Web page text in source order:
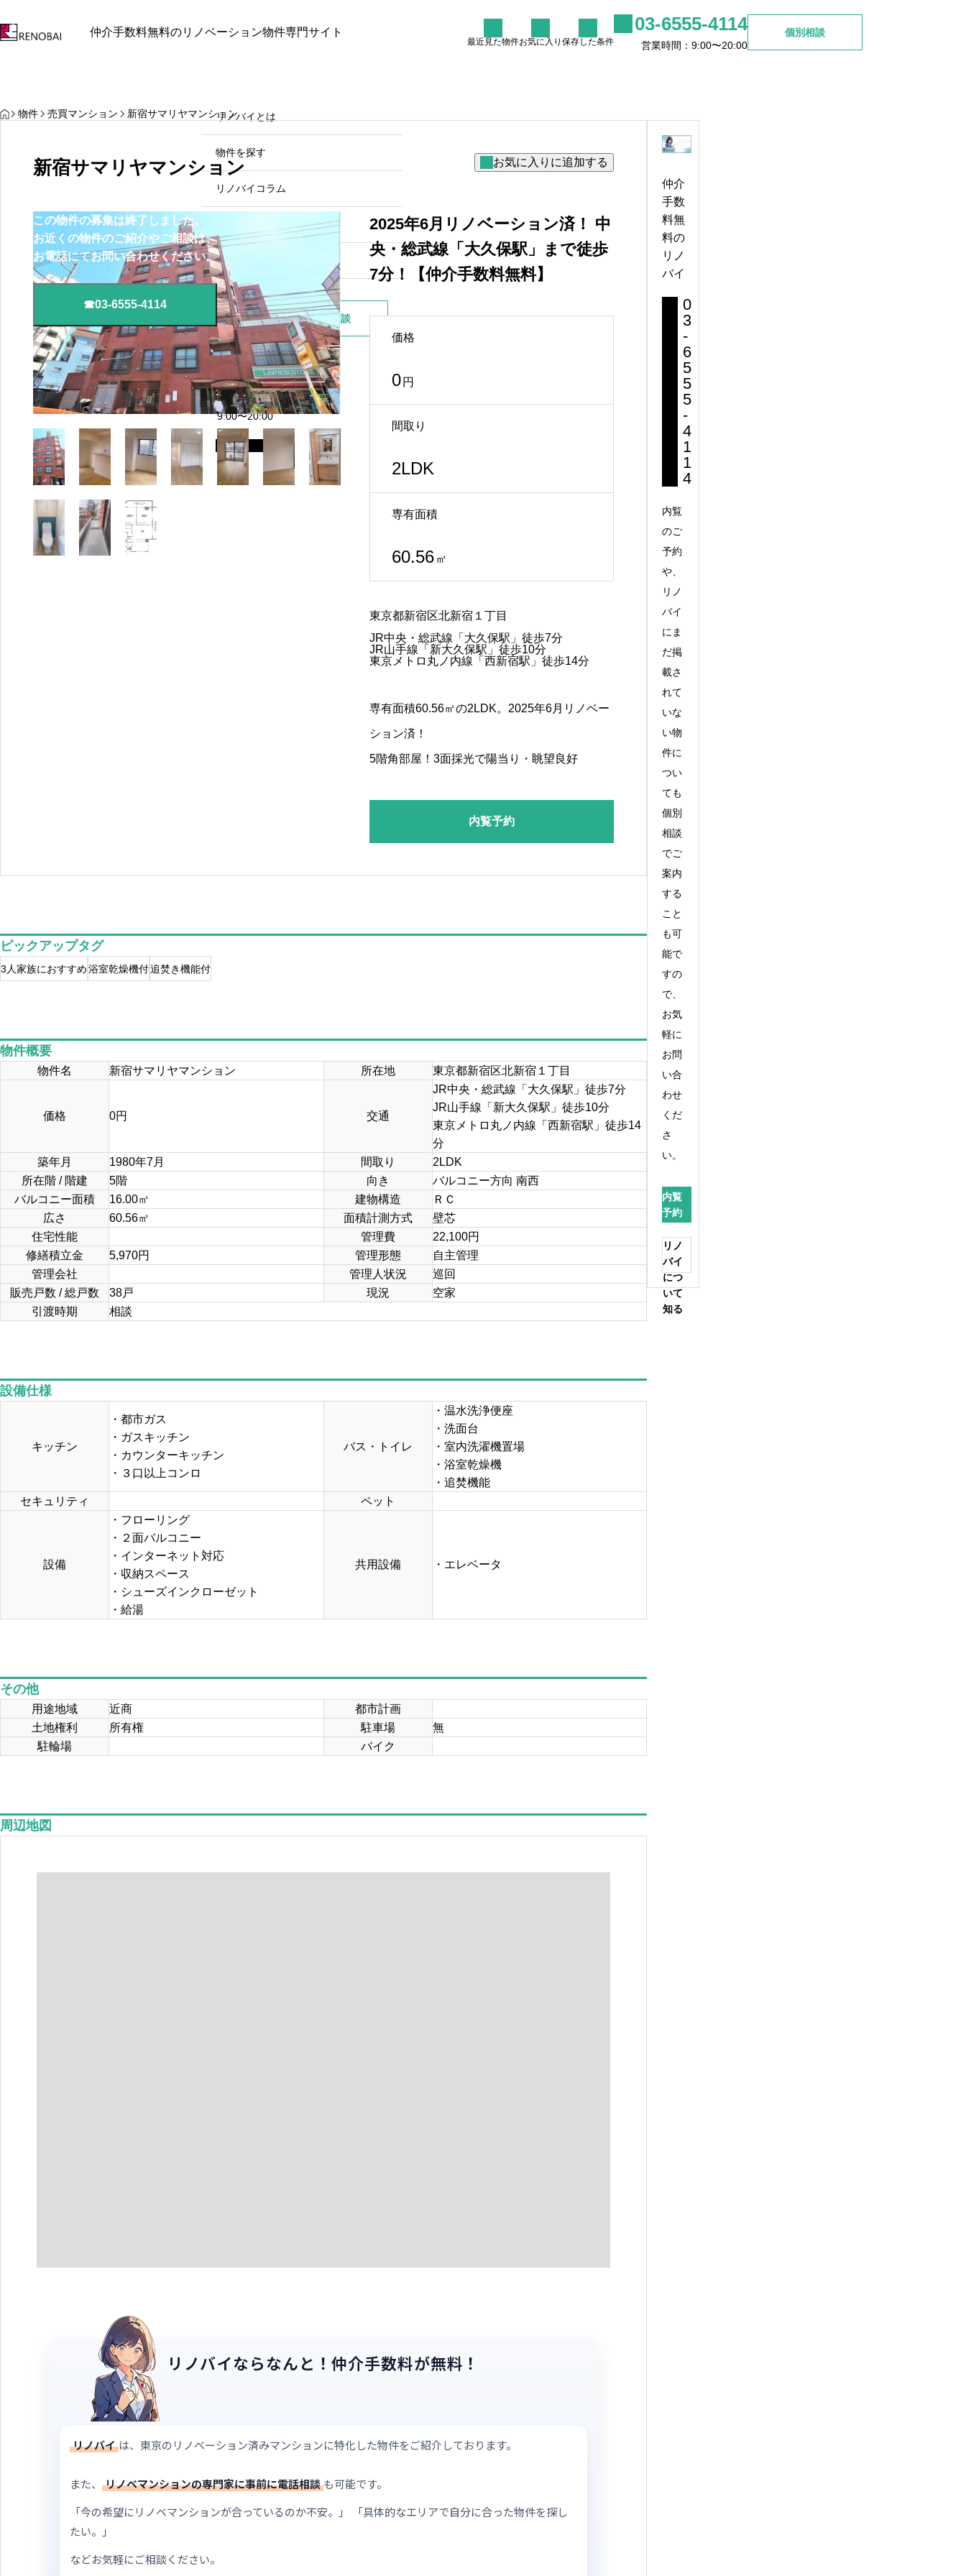
リノバイとは
物件を探す
リノバイコラム
お問い合わせ
03-
655
5-
411
4
営業時間：
9:00〜20:00
個別相談
仲介手数料無料のリノベーション物件専門サイト
最近見た物件お気に入り保存した条件
03-6555-4114
営業時間：9:00〜20:00
個別相談
中野区中野坂上周辺で見つけ
る理想のリノベマンション
HOME
物件 売買マンション 新宿サマリヤマンション
新宿サマリヤマンション
この物件の募集は終了しました。
お近くの物件のご紹介やご相談は、
お電話にてお問い合わせください。
☎03-6555-4114
2025年6月リノベーション済！ 中
央・総武線「大久保駅」まで徒歩
7分！【仲介手数料無料】
価格
0 円
間取り
2LDK
専有面積
60.56 ㎡
東京都新宿区北新宿１丁目
JR中央・総武線「大久保駅」徒歩7分
JR山手線「新大久保駅」徒歩10分
東京メトロ丸ノ内線「西新宿駅」徒歩14分
専有面積60.56㎡の2LDK。2025年6月リノベー
ション済！
5階角部屋！3⾯採光で陽当り・眺望良好
内覧予約
ピックアップタグ
3人家族におすすめ浴室乾燥機付追焚き機能付
物件概要
物件名 新宿サマリヤマンション 所在地 東京都新宿区北新宿１丁目
価格 0円 交通
JR中央・総武線「大久保駅」徒歩7分
JR山手線「新大久保駅」徒歩10分
東京メトロ丸ノ内線「西新宿駅」徒歩14
分
築年月
1980年7月 間取り
2LDK
所在階 / 階建
5階 向き
バルコニー方向 南西
バルコニー面積
16.00㎡ 建物構造
ＲＣ
広さ
60.56㎡ 面積計測方式
壁芯
住宅性能
管理費
22,100円
修繕積立金
5,970円 管理形態
自主管理
管理会社
管理人状況
巡回
販売戸数 / 総戸数
38戸 現況
空家
引渡時期
相談
設備仕様
キッチン
・都市ガス
・ガスキッチン
・カウンターキッチン
・３⼝以上コンロ
バス・トイレ
・温水洗浄便座
・洗面台
・室内洗濯機置場
・浴室乾燥機
・追焚機能
セキュリティ
ペット
設備
・フローリング
・２面バルコニー
・インターネット対応
・収納スペース
・シューズインクローゼット
・給湯
共用設備 ・エレベータ
その他
用途地域 近商
都市計画
土地権利
所有権 駐車場
無
駐輪場
バイク
周辺地図
リノバイならなんと！仲介手数料が無料！
リノバイは、東京のリノベーション済みマンションに特化した物件をご紹介しております。
また、 リノベマンションの専門家に事前に電話相談も可能です。
「今の希望にリノベマンションが合っているのか不安。」
「具体的なエリアで自分に合った物件を探し
たい。」
などお気軽にご相談ください。
仲介
手数
料無
料の
リノ
バイ
0
3
-
6
5
5
5
-
4
1
1
4
内覧
のご
予約
や、
リノ
バイ
にま
だ掲
載さ
れて
いな
い物
件に
つい
ても
個別
相談
でご
案内
する
こと
も可
能で
すの
で、
お気
軽に
お問
い合
わせ
くだ
さ
い。
内覧
予約
リノ
バイ
につ
いて
知る